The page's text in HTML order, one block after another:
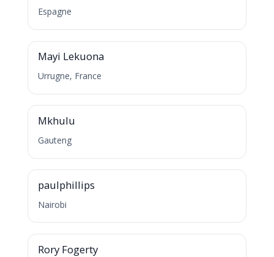
Espagne
M
Mayi Lekuona
Urrugne, France
M
Mkhulu
Gauteng
P
paulphillips
Nairobi
R
Rory Fogerty